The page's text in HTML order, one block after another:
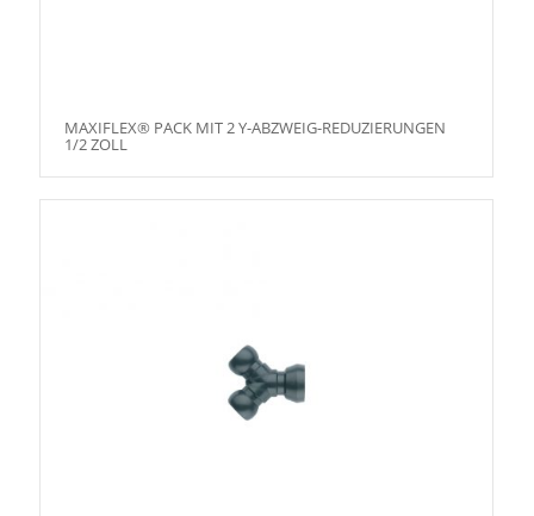
MAXIFLEX® PACK MIT 2 Y-ABZWEIG-REDUZIERUNGEN
1/2 ZOLL